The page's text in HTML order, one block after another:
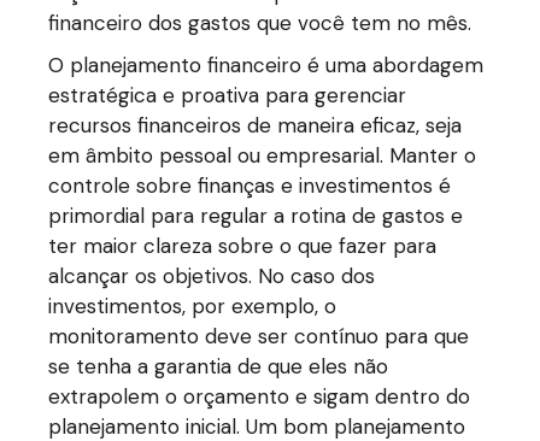
financeiro dos gastos que você tem no mês.
O planejamento financeiro é uma abordagem
estratégica e proativa para gerenciar
recursos financeiros de maneira eficaz, seja
em âmbito pessoal ou empresarial. Manter o
controle sobre finanças e investimentos é
primordial para regular a rotina de gastos e
ter maior clareza sobre o que fazer para
alcançar os objetivos. No caso dos
investimentos, por exemplo, o
monitoramento deve ser contínuo para que
se tenha a garantia de que eles não
extrapolem o orçamento e sigam dentro do
planejamento inicial. Um bom planejamento